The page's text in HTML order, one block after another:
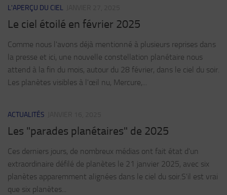
L'APERÇU DU CIEL
Le ciel étoilé en février 2025
Comme nous l'avons déjà mentionné à plusieurs reprises dans
la presse et ici, une nouvelle constellation planétaire nous
attend à la fin du mois, autour du 28 février, dans le ciel du soir.
Les planètes visibles à l'œil nu, Mercure,...
ACTUALITÉS
Les "parades planétaires" de 2025
Ces derniers jours, de nombreux médias ont fait état d'un
extraordinaire défilé de planètes le 21 janvier 2025, avec six
planètes apparemment alignées dans le ciel du soir.S'il est vrai
que six planètes...